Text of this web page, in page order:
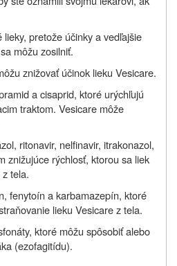
pretože účinky a vedľajšie
môžu zosilniť.
znižovať účinok lieku Vesicare.
a cisaprid, ktoré urýchľujú
traktom. Vesicare môže
ritonavir, nelfinavir, itrakonazol,
znižujúce rýchlosť, ktorou sa liek
tela.
fenytoín a karbamazepín, ktoré
lieku Vesicare z tela.
ktoré môžu spôsobiť alebo
(ezofagitídu).